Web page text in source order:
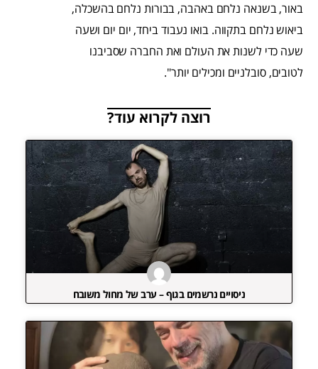
באור, בשנאה נלחם באהבה, בבורות נלחם בהשכלה,
ביאוש נלחם בתקווה. בואו נעבוד ביחד, יום יום ושעה
שעה כדי לשנות את העולם ואת החברה שסביבנו
לטובים, סובלניים ומכילים יותר".
רוצה לקרוא עוד?
ניסויים נרשמים בגוף – ערב של מחול משובח